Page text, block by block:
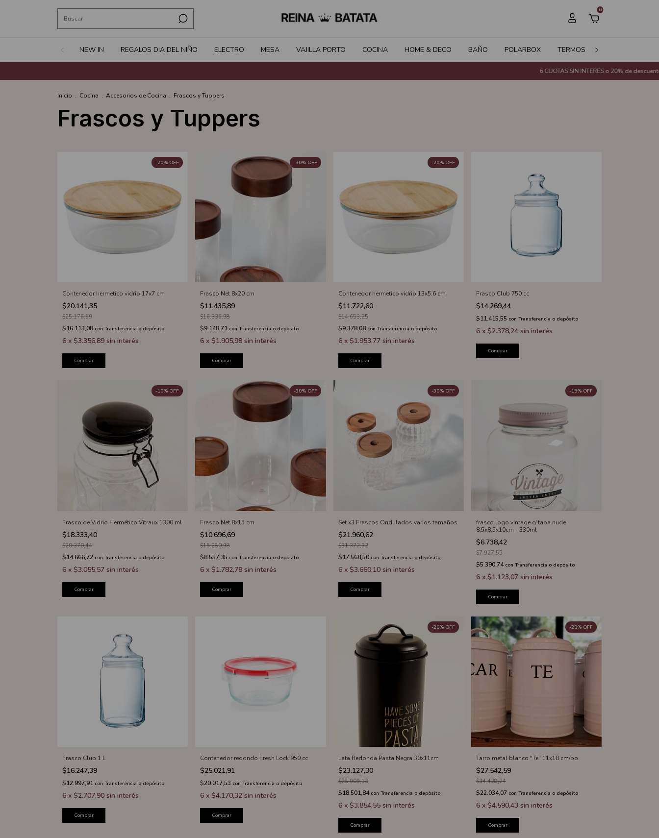
0
NEW IN REGALOS DIA DEL NIÑO ELECTRO MESA VAJILLA PORTO COCINA HOME & DECO BAÑO POLARBOX TERMOS
6 CUOTAS SIN INTERÉS o 20% de descuento con
Inicio . Cocina . Accesorios de Cocina . Frascos y Tuppers
Frascos y Tuppers
Contenedor hermetico vidrio 17x7 cm
$20.141,35
-20% OFF
$25.176,69
$16.113,08 con Transferencia o depósito
6 x $3.356,89 sin interés
Comprar
Frasco Net 8x20 cm
$11.435,89
-30% OFF
$16.336,98
$9.148,71 con Transferencia o depósito
6 x$1.905,98 sin interés
Comprar
Contenedor hermetico vidrio 13x5.6 cm
$11.722,60
-20% OFF
$14.653,25
$9.378,08 con Transferencia o depósito
6 x $1.953,77 sin interés
Comprar
Frasco Club 750 cc
$14.269,44
$11.415,55 con Transferencia o depósito
6 x $2.378,24 sin interés
Comprar
Frasco de Vidrio Hermético Vitraux 1300 ml
$18.333,40
-10% OFF
$20.370,44
$14.666,72 con Transferencia o depósito
6 x $3.055,57 sin interés
Comprar
Frasco Net 8x15 cm
$10.696,69
-30% OFF
$15.280,98
$8.557,35 con Transferencia o depósito
6 x$1.782,78 sin interés
Comprar
Set x3 Frascos Ondulados varios tamaños
$21.960,62
-30% OFF
$31.372,32
$17.568,50 con Transferencia o depósito
6 x $3.660,10 sin interés
Comprar
frasco logo vintage c/ tapa nude
8,5x8,5x10cm - 330ml
$6.738,42
-15% OFF
$7.927,55
$5.390,74 con Transferencia o depósito
6 x $1.123,07 sin interés
Comprar
Frasco Club 1 L
$16.247,39
$12.997,91 con Transferencia o depósito
6 x $2.707,90 sin interés
Comprar
Contenedor redondo Fresh Lock 950 cc
$25.021,91
$20.017,53 con Transferencia o depósito
6 x$4.170,32 sin interés
Comprar
Lata Redonda Pasta Negra 30x11cm
$23.127,30
-20% OFF
$28.909,13
$18.501,84 con Transferencia o depósito
6 x $3.854,55 sin interés
Comprar
Tarro metal blanco "Te" 11x18 cm/bo
$27.542,59
-20% OFF
$34.428,24
$22.034,07 con Transferencia o depósito
6 x $4.590,43 sin interés
Comprar